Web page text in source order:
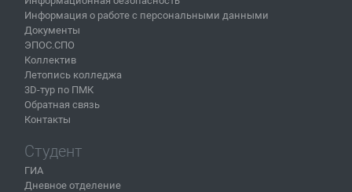
Информация о работе с персональными данными
Документы
ЭПОС.СПО
Коллектив
Летопись колледжа
3D-тур по ПМК
Обратная связь
Контакты
Студент
ГИА
Дневное отделение